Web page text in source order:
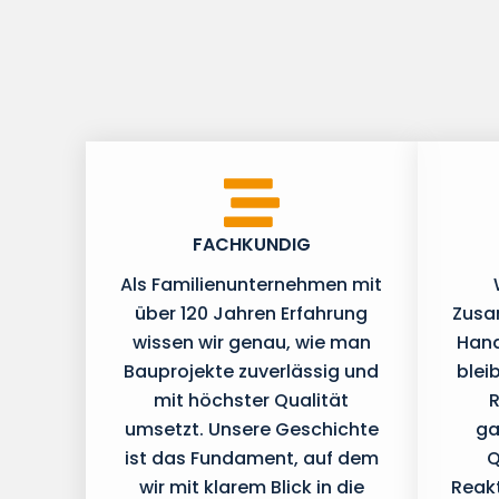
FACHKUNDIG
Als Familienunternehmen mit
über 120 Jahren Erfahrung
wissen wir genau, wie man
Bauprojekte zuverlässig und
mit höchster Qualität
umsetzt. Unsere Geschichte
ist das Fundament, auf dem
wir mit klarem Blick in die